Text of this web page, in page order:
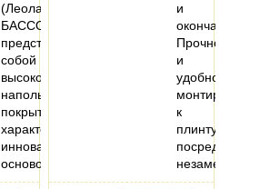
(Леолайн
БАССО)
представляет
собой
высококачественное
напольное
покрытие,
характеризующееся
инновационной
основой…
и
окончаний.
Прочно
и
удобно
монтируются
к
плинтусу
посредством
незаметных…